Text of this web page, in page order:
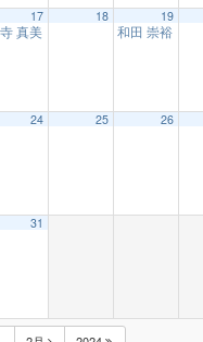
17
真美 様
18 19
和田 崇裕 様
24 25 26
おぎそあきなり) 様
31